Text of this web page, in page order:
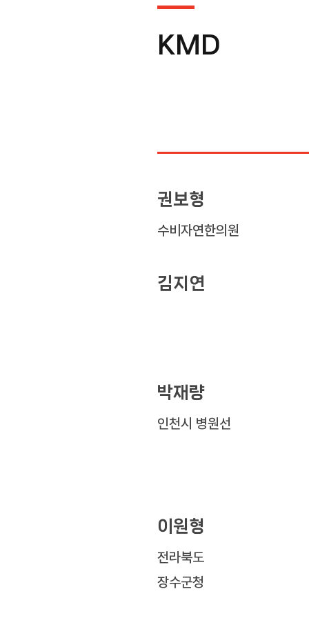
KMD
권보형
수비자연한의원
김지연
박재량
인천시 병원선
이원형
전라북도
장수군청